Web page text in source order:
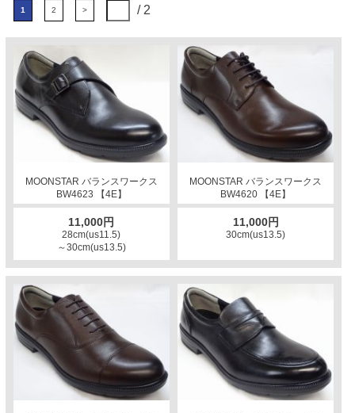
1 2 > / 2
MOONSTAR バランスワークス
BW4623 【4E】
11,000円
28cm(us11.5)
～30cm(us13.5)
MOONSTAR バランスワークス
BW4620 【4E】
11,000円
30cm(us13.5)